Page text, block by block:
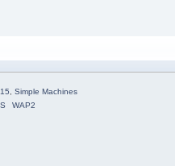
, Simple Machines
WAP2